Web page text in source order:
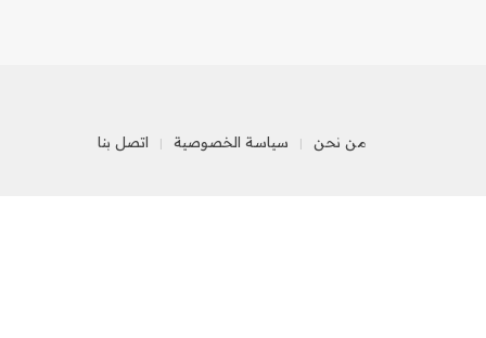
من نحن سياسة الخصوصية اتصل بنا